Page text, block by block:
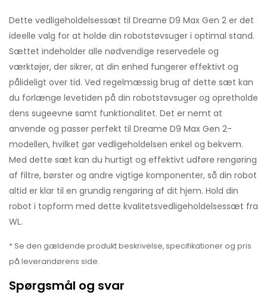
Dette vedligeholdelsessæt til Dreame D9 Max Gen 2 er det
ideelle valg for at holde din robotstøvsuger i optimal stand.
Sættet indeholder alle nødvendige reservedele og
værktøjer, der sikrer, at din enhed fungerer effektivt og
pålideligt over tid. Ved regelmæssig brug af dette sæt kan
du forlænge levetiden på din robotstøvsuger og opretholde
dens sugeevne samt funktionalitet. Det er nemt at
anvende og passer perfekt til Dreame D9 Max Gen 2-
modellen, hvilket gør vedligeholdelsen enkel og bekvem.
Med dette sæt kan du hurtigt og effektivt udføre rengøring
af filtre, børster og andre vigtige komponenter, så din robot
altid er klar til en grundig rengøring af dit hjem. Hold din
robot i topform med dette kvalitetsvedligeholdelsessæt fra
WL.
* Se den gældende produkt beskrivelse, specifikationer og pris
på leverandørens side.
Spørgsmål og svar